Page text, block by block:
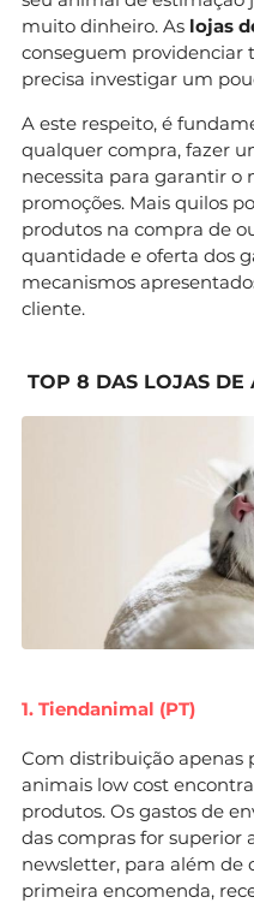
muito dinheiro. As lojas
conseguem providenciar
precisa investigar um
A este respeito, é
qualquer compra, fazer
necessita para garantir o
promoções. Mais quilos
produtos na compra de
quantidade e oferta dos
mecanismos
cliente.
TOP 8 DAS LOJAS DE
1. Tiendanimal (PT)
Com distribuição apenas
animais low cost
produtos. Os gastos de
das compras for superior
newsletter, para além de
primeira encomenda,